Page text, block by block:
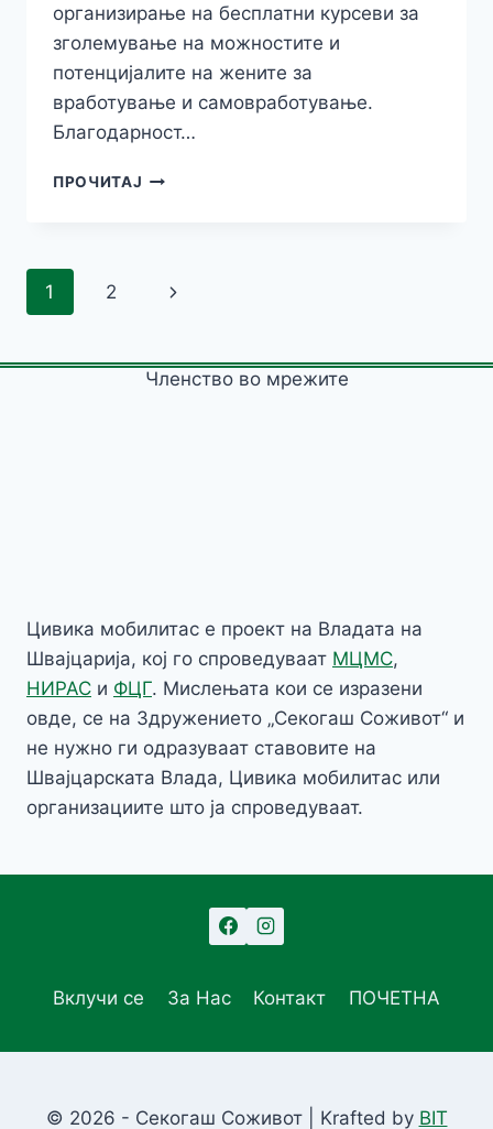
организирање на бесплатни курсеви за
зголемување на можностите и
потенцијалите на жените за
вработување и самовработување.
Благодарност…
ПРОЧИТАЈ ПРЕЗЕНТАЦИЈА
НА
ЖЕНИТЕ,
Page
1 2
Next
Членство во мрежите
Цивика мобилитас е проект на Владата на
Швајцарија, кој го спроведуваат МЦМС,
НИРАС и ФЦГ. Мислењата кои се изразени
овде, се на Здружението „Секогаш Соживот“ и
не нужно ги одразуваат ставовите на
Швајцарската Влада, Цивика мобилитас или
организациите што ја спроведуваат.
Вклучи се За Нас Контакт ПОЧЕТНА
© 2026 - Секогаш Соживот | Krafted by BIT